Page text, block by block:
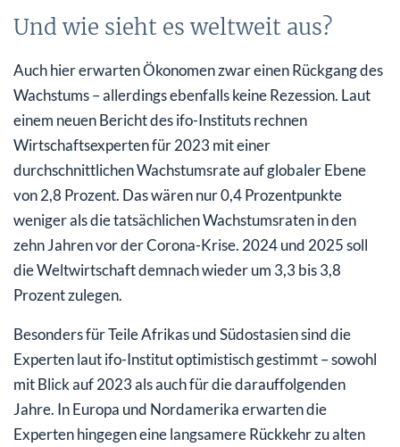
Und wie sieht es weltweit aus?
Auch hier erwarten Ökonomen zwar einen Rückgang des
Wachstums – allerdings ebenfalls keine Rezession. Laut
einem neuen Bericht des ifo-Instituts rechnen
Wirtschaftsexperten für 2023 mit einer
durchschnittlichen Wachstumsrate auf globaler Ebene
von 2,8 Prozent. Das wären nur 0,4 Prozentpunkte
weniger als die tatsächlichen Wachstumsraten in den
zehn Jahren vor der Corona-Krise. 2024 und 2025 soll
die Weltwirtschaft demnach wieder um 3,3 bis 3,8
Prozent zulegen.
Besonders für Teile Afrikas und Südostasien sind die
Experten laut ifo-Institut optimistisch gestimmt – sowohl
mit Blick auf 2023 als auch für die darauffolgenden
Jahre. In Europa und Nordamerika erwarten die
Experten hingegen eine langsamere Rückkehr zu alten